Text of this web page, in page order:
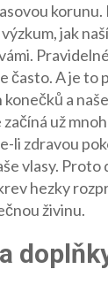
korunu.
jak
často. A je to
a
už
li zdravou
vlasy.
hezky
živinu.